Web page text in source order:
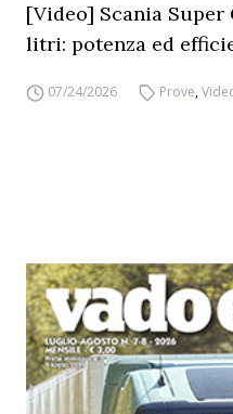
[Video] Scania Super
litri: potenza ed
07/24/2026 Prove,